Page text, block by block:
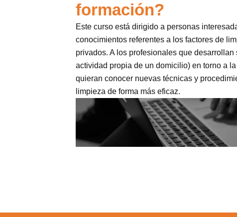
formación?
Este curso está dirigido a personas
conocimientos referentes a los factores de
privados. A los profesionales que
actividad propia de un domicilio) en torno a
quieran conocer nuevas técnicas y
limpieza de forma más eficaz.